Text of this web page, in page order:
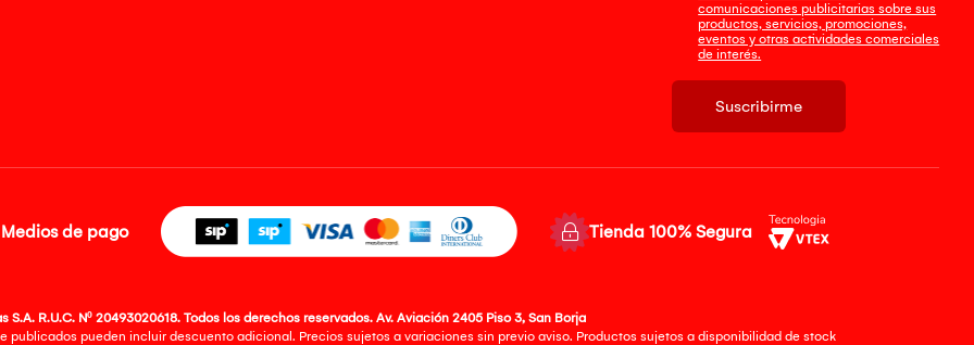
comunicaciones publicitarias sobre sus
productos, servicios, promociones,
eventos y otras actividades comerciales
de interés.
Suscribirme
Medios de pago Tienda 100% Segura
S.A. R.U.C. Nº 20493020618. Todos los derechos reservados. Av. Aviación 2405 Piso 3, San Borja
publicados pueden incluir descuento adicional. Precios sujetos a variaciones sin previo aviso. Productos sujetos a disponibilidad de stock